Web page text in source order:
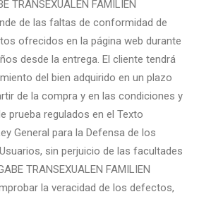
TRANSEXUALEN FAMILIEN
de las faltas de conformidad de
ofrecidos en la página web durante
desde la entrega. El cliente tendrá
del bien adquirido en un plazo
de la compra y en las condiciones y
prueba regulados en el Texto
General para la Defensa de los
sin perjuicio de las facultades
TRANSEXUALEN FAMILIEN
la veracidad de los defectos,